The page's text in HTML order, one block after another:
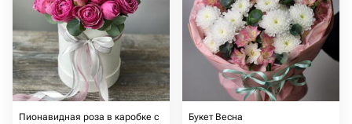
Пионавидная роза в каробке с
Букет Весна